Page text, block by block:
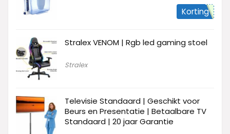
Korting
Stralex VENOM | Rgb led gaming stoel
Stralex
Televisie Standaard | Geschikt voor
Beurs en Presentatie | Betaalbare TV
Standaard | 20 jaar Garantie